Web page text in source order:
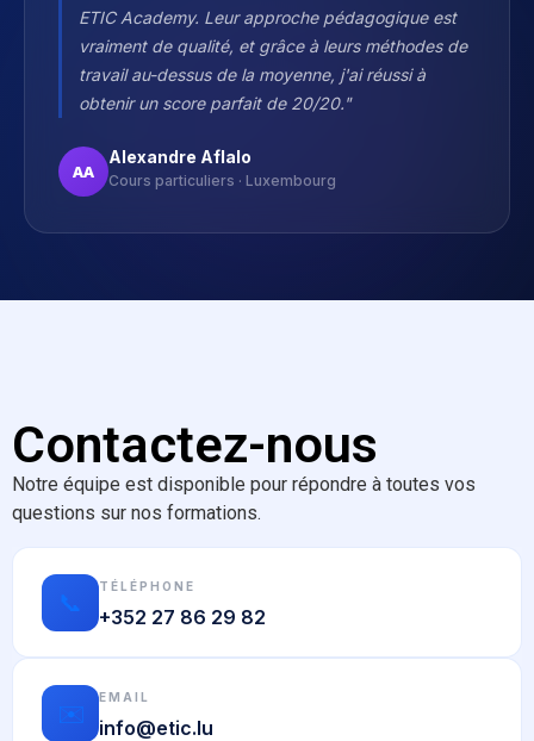
ETIC Academy. Leur approche pédagogique est
vraiment de qualité, et grâce à leurs méthodes de
travail au-dessus de la moyenne, j'ai réussi à
obtenir un score parfait de 20/20."
AA
Alexandre Aflalo
Cours particuliers · Luxembourg
Contactez-nous
Notre équipe est disponible pour répondre à toutes vos
questions sur nos formations.
📞
TÉLÉPHONE
+352 27 86 29 82
✉️
EMAIL
info@etic.lu